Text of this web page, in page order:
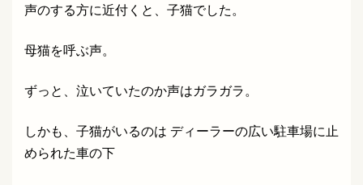
声のする方に近付くと、子猫でした。
母猫を呼ぶ声。
ずっと、泣いていたのか声はガラガラ。
しかも、子猫がいるのは ディーラーの広い駐車場に止
められた車の下